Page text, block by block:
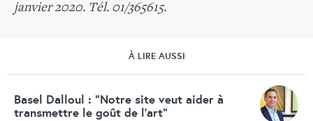
janvier 2020. Tél. 01/365615.
À LIRE AUSSI
Basel Dalloul : "Notre site veut aider à
transmettre le goût de l'art"